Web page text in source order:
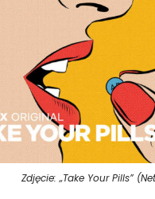
Zdjęcie: „Take Your Pills”